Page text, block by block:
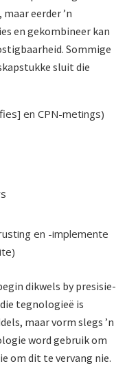
eerder ’n
en gekombineer kan
Sommige
sluit die
en CPN-metings)
en -implemente
dikwels by presisie-
tegnologieë is
maar vorm slegs ’n
word gebruik om
om dit te vervang nie.